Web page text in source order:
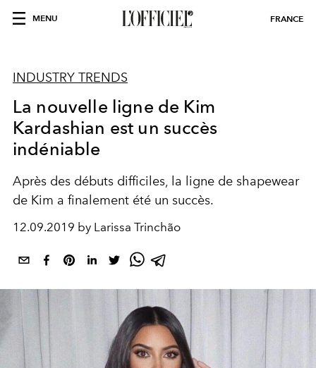
MENU FRANCE
INDUSTRY TRENDS
La nouvelle ligne de Kim
Kardashian est un succès
indéniable
Après des débuts difficiles, la ligne de shapewear
de Kim a finalement été un succès.
12.09.2019 by Larissa Trinchão